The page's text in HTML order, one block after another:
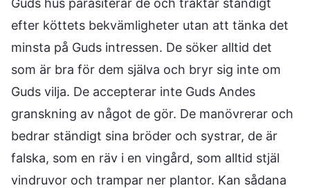
Guds hus parasiterar de och traktar ständigt
efter köttets bekvämligheter utan att tänka det
minsta på Guds intressen. De söker alltid det
som är bra för dem själva och bryr sig inte om
Guds vilja. De accepterar inte Guds Andes
granskning av något de gör. De manövrerar och
bedrar ständigt sina bröder och systrar, de är
falska, som en räv i en vingård, som alltid stjäl
vindruvor och trampar ner plantor. Kan sådana